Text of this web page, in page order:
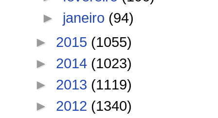
► janeiro (94)
► 2015 (1055)
► 2014 (1023)
► 2013 (1119)
► 2012 (1340)